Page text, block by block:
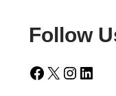
Follow
Facebook X Instagram LinkedIn